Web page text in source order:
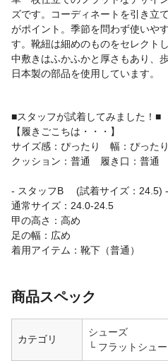
ズです。コーディネートを引き立
がポイント。季節を問わず使いや
す。靴紐は細めのものをセレクト
中敷きはふかふかと厚さもあり、
日本製の部品を使用しています。
■スタッフが試着してみました！■
【履きごこちは・・・】
サイズ感：ぴったり 幅：ぴった
クッション：普通 履き口：普通
- スタッフB (試着サイズ：24.5) -
通常サイズ：24.0-24.5
甲の高さ：高め
足の幅：広め
着用アイテム：靴下（普通）
商品スペック
カテゴリ
シューズ
フラットシュ